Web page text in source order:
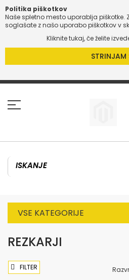
Politika piškotkov
Naše spletno mesto uporablja piškotke.
soglašate z našo uporabo piškotkov v
Kliknite tukaj, če želite
STRINJAM
Preskoči
VSE KATEGORIJE
REZKARJI
FILTER